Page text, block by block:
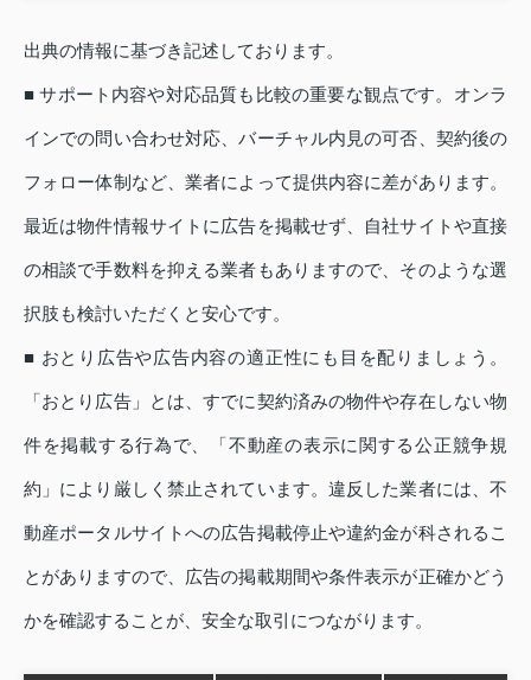
出典の情報に基づき記述しております。
■ サポート内容や対応品質も比較の重要な観点です。オンラ
インでの問い合わせ対応、バーチャル内見の可否、契約後の
フォロー体制など、業者によって提供内容に差があります。
最近は物件情報サイトに広告を掲載せず、自社サイトや直接
の相談で手数料を抑える業者もありますので、そのような選
択肢も検討いただくと安心です。
■ おとり広告や広告内容の適正性にも目を配りましょう。
「おとり広告」とは、すでに契約済みの物件や存在しない物
件を掲載する行為で、「不動産の表示に関する公正競争規
約」により厳しく禁止されています。違反した業者には、不
動産ポータルサイトへの広告掲載停止や違約金が科されるこ
とがありますので、広告の掲載期間や条件表示が正確かどう
かを確認することが、安全な取引につながります。